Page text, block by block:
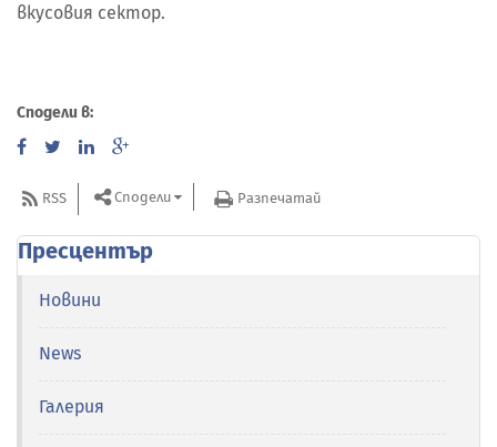
вкусовия сектор.
Сподели в:
RSS Сподели Разпечатай
Пресцентър
Новини
News
Галерия